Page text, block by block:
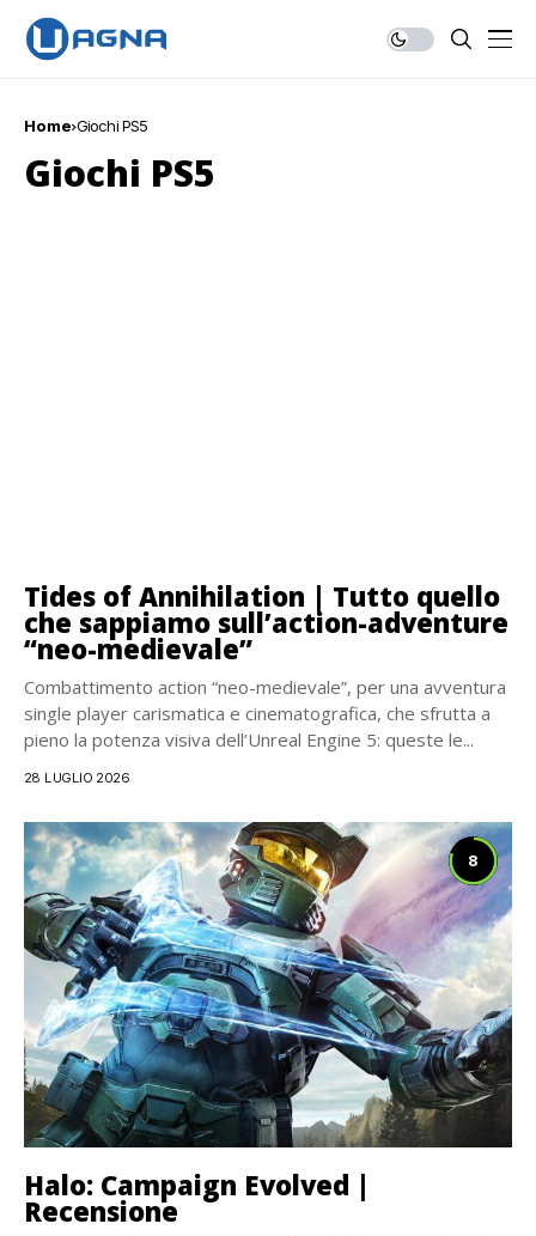
Home Giochi PS5
Giochi PS5
Tides of Annihilation | Tutto quello
che sappiamo sull’action-adventure
“neo-medievale”
Combattimento action “neo-medievale”, per una avventura
single player carismatica e cinematografica, che sfrutta a
pieno la potenza visiva dell’Unreal Engine 5: queste le...
28 LUGLIO 2026
8
Halo: Campaign Evolved |
Recensione